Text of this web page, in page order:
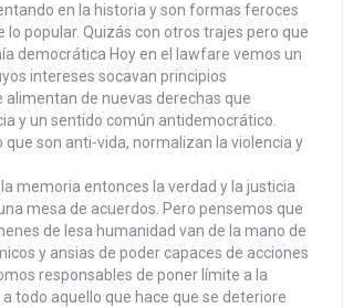
en la historia y son formas feroces
lo popular. Quizás con otros trajes pero que
democrática Hoy en el lawfare vemos un
intereses socavan principios
alimentan de nuevas derechas que
y un sentido común antidemocrático.
que son anti-vida, normalizan la violencia y
memoria entonces la verdad y la justicia
mesa de acuerdos. Pero pensemos que
de lesa humanidad van de la mano de
y ansias de poder capaces de acciones
responsables de poner límite a la
todo aquello que hace que se deteriore